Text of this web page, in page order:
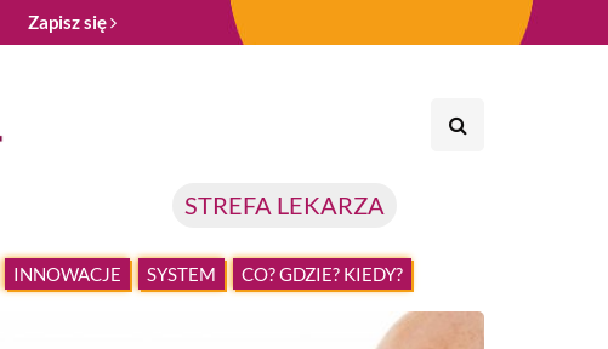
Zapisz się
STREFA LEKARZA
INNOWACJE SYSTEM CO? GDZIE? KIEDY?